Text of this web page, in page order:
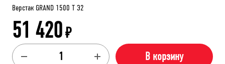
Верстак GRAND 1500 Т Э2
51 420₽
В корзину